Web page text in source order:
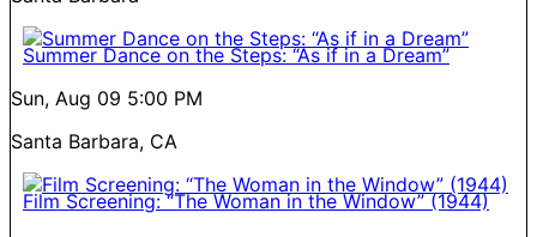
Summer Dance on the Steps: “As if in a Dream”
Sun, Aug 09 5:00 PM
Santa Barbara, CA
Film Screening: “The Woman in the Window” (1944)